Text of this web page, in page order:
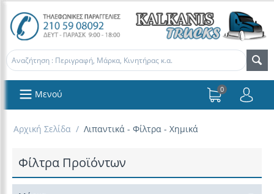
Μενού 0
Αρχική Σελίδα / Λιπαντικά - Φίλτρα - Χημικά
Φίλτρα Προϊόντων